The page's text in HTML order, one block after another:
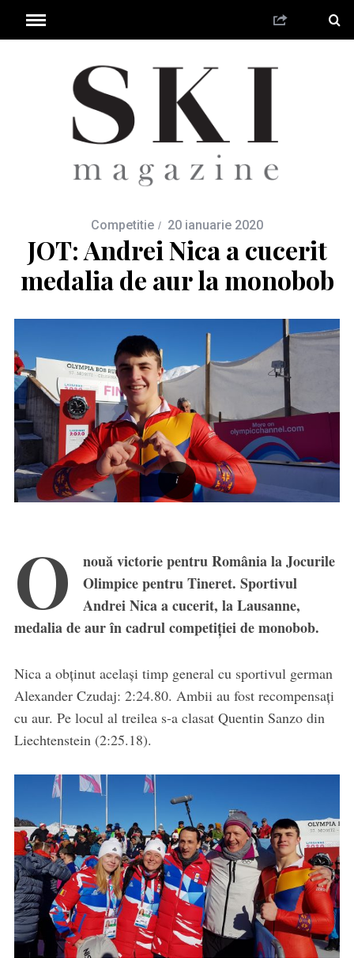
Competitie 20 ianuarie 2020
JOT: Andrei Nica a cucerit
medalia de aur la monobob
O
nouă victorie pentru România la Jocurile
Olimpice pentru Tineret. Sportivul
Andrei Nica a cucerit, la Lausanne,
medalia de aur în cadrul competiției de monobob.
Nica a obţinut acelaşi timp general cu sportivul german
Alexander Czudaj: 2:24.80. Ambii au fost recompensaţi
cu aur. Pe locul al treilea s-a clasat Quentin Sanzo din
Liechtenstein (2:25.18).